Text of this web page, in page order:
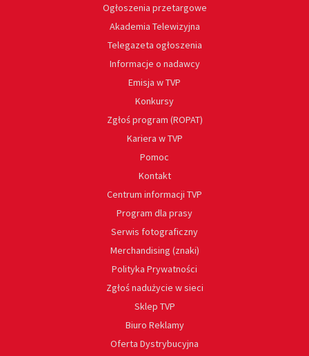
Ogłoszenia przetargowe
Akademia Telewizyjna
Telegazeta ogłoszenia
Informacje o nadawcy
Emisja w TVP
Konkursy
Zgłoś program (ROPAT)
Kariera w TVP
Pomoc
Kontakt
Centrum informacji TVP
Program dla prasy
Serwis fotograficzny
Merchandising (znaki)
Polityka Prywatności
Zgłoś nadużycie w sieci
Sklep TVP
Biuro Reklamy
Oferta Dystrybucyjna